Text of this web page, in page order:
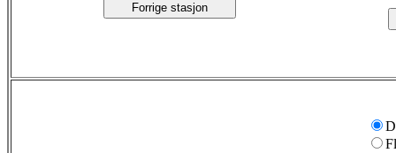
Forrige stasjon